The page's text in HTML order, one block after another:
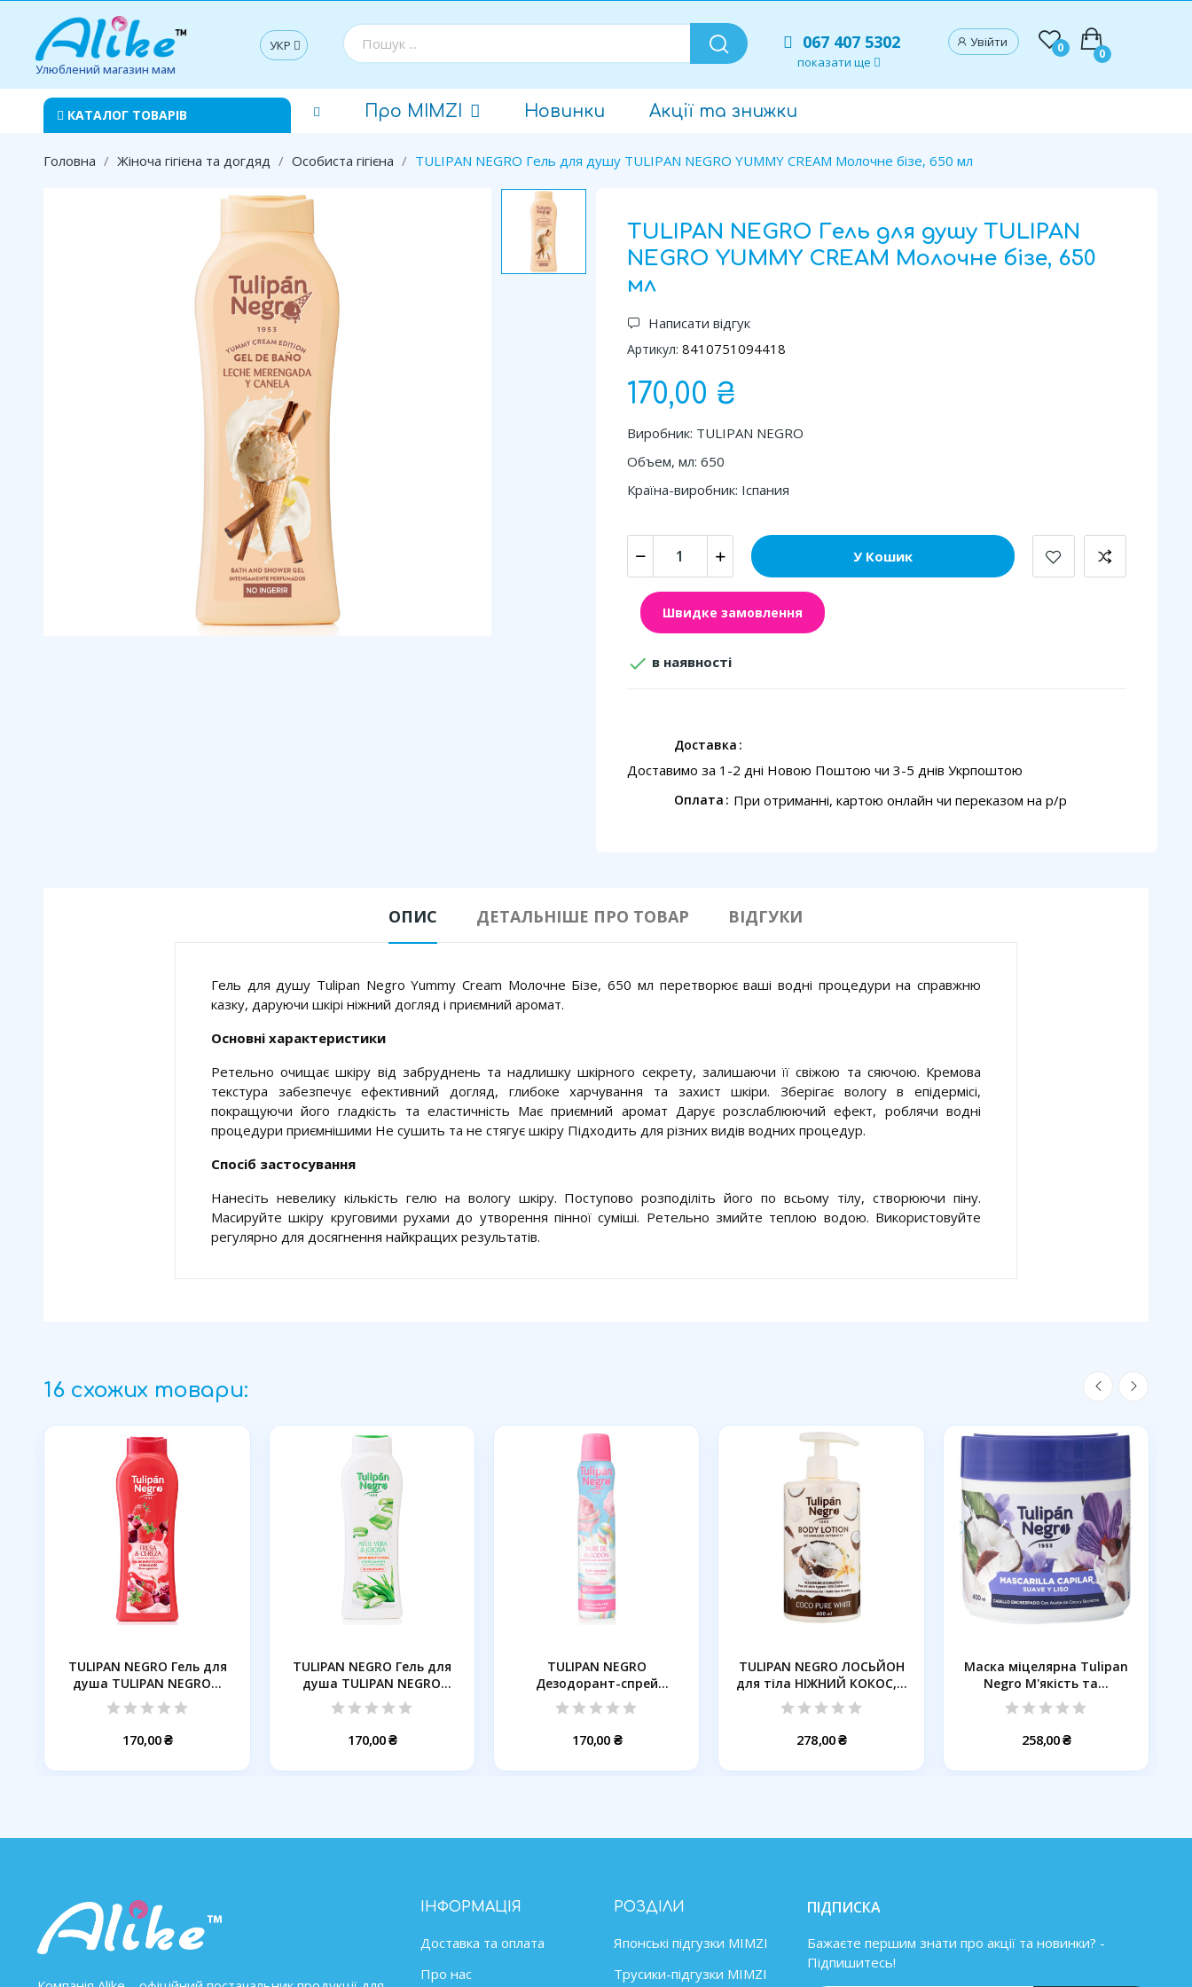
Улюблений магазин мам
УКР 067 407 5302
показати ще
Увійти 0 0
КАТАЛОГ ТОВАРІВ Про MIMZI Новинки Акції та знижки
Головна Жіноча гігієна та догдяд Особиста гігієна TULIPAN NEGRO Гель для душу TULIPAN NEGRO YUMMY CREAM Молочне бізе, 650 мл
TULIPAN NEGRO Гель для душу TULIPAN
NEGRO YUMMY CREAM Молочне бізе, 650
мл
Написати відгук
Артикул: 8410751094418
170,00 ₴
Виробник: TULIPAN NEGRO
Объем, мл: 650
Країна-виробник: Іспания
У Кошик
Швидке замовлення
 в наявності
Доставка
Доставимо за 1-2 дні Новою Поштою чи 3-5 днів Укрпоштою
Оплата При отриманні, картою онлайн чи переказом на p/p
ОПИС ДЕТАЛЬНІШЕ ПРО ТОВАР ВІДГУКИ
Гель для душу Tulipan Negro Yummy Cream Молочне Бізе, 650 мл перетворює ваші водні процедури на справжню
казку, даруючи шкірі ніжний догляд і приємний аромат.
Основні характеристики
Ретельно очищає шкіру від забруднень та надлишку шкірного секрету, залишаючи її свіжою та сяючою. Кремова
текстура забезпечує ефективний догляд, глибоке харчування та захист шкіри. Зберігає вологу в епідермісі,
покращуючи його гладкість та еластичність Має приємний аромат Дарує розслаблюючий ефект, роблячи водні
процедури приємнішими Не сушить та не стягує шкіру Підходить для різних видів водних процедур.
Спосіб застосування
Нанесіть невелику кількість гелю на вологу шкіру. Поступово розподіліть його по всьому тілу, створюючи піну.
Масируйте шкіру круговими рухами до утворення пінної суміші. Ретельно змийте теплою водою. Використовуйте
регулярно для досягнення найкращих результатів.
16 схожих товари:
TULIPAN NEGRO Гель для
душа TULIPAN NEGRO...
170,00 ₴
TULIPAN NEGRO Гель для
душа TULIPAN NEGRO
Алое...
170,00 ₴
TULIPAN NEGRO
Дезодорант-спрей
Бавовняна хмара,...
170,00 ₴
TULIPAN NEGRO ЛОСЬЙОН
для тіла НІЖНИЙ КОКОС,...
278,00 ₴
Маска міцелярна Tulipan
Negro М'якість та...
258,00 ₴
ІНФОРМАЦІЯ
Доставка та оплата
Про нас
РОЗДІЛИ
Японські підгузки MIMZІ
Трусики-підгузки MIMZI
ПІДПИСКА
Бажаєте першим знати про акції та новинки? -
Підпишитесь!